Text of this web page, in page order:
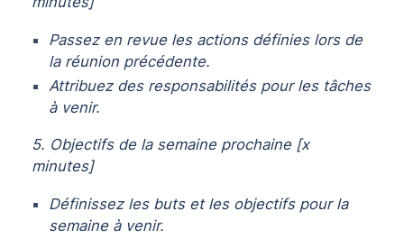
Passez en revue les actions définies lors de
la réunion précédente.
Attribuez des responsabilités pour les tâches
à venir.
5. Objectifs de la semaine prochaine [x
minutes]
Définissez les buts et les objectifs pour la
semaine à venir.